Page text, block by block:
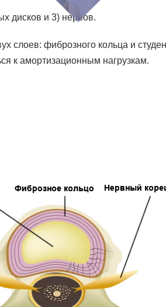
дисков и 3) нервов.
слоев: фиброзного кольца и
к амортизационным нагрузкам.